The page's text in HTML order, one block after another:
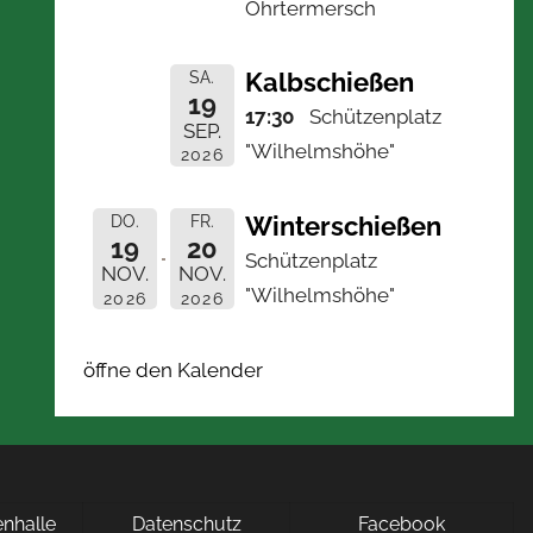
Ohrtermersch
SA.
19
SEP.
2026
Kalbschießen
17:30
Schützenplatz
"Wilhelmshöhe"
DO.
19
NOV.
2026
FR.
20
NOV.
2026
Winterschießen
Schützenplatz
"Wilhelmshöhe"
öffne den Kalender
Datenschutz Facebook